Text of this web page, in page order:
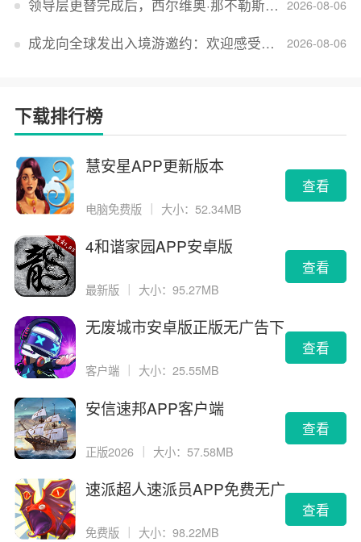
2026-08-06
领导层更替完成后，西尔维奥·那不勒斯出任Lucid首席执行官
2026-08-06
成龙向全球发出入境游邀约：欢迎感受无滤镜的真实中国
下载排行榜
慧安星APP更新版本
电脑免费版 ｜ 大小：52.34MB
查看
4和谐家园APP安卓版
最新版 大小：95.27MB
查看
无废城市安卓版正版无广告下
客户端 大小：25.55MB
查看
安信速邦APP客户端
正版2026 ｜ 大小：57.58MB
查看
速派超人速派员APP免费无广
免费版 大小：98.22MB
查看